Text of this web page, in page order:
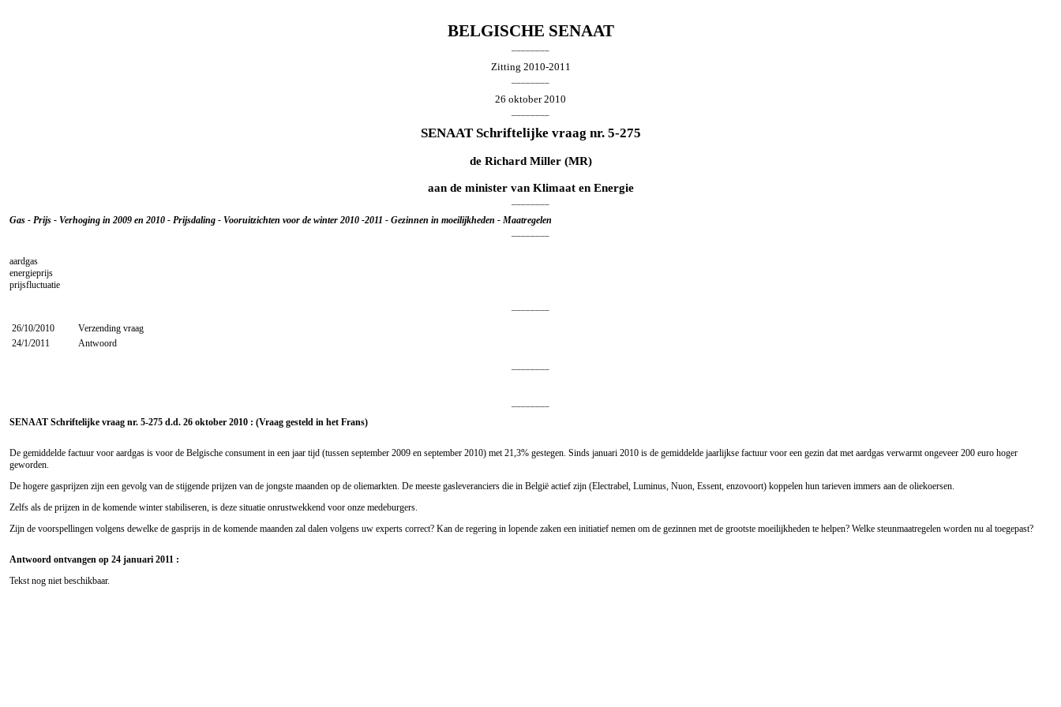
BELGISCHE SENAAT
Zitting 2010-2011
26 oktober 2010
SENAAT Schriftelijke vraag nr. 5-275
de Richard Miller(MR)
aan de minister van Klimaat en Energie
Gas - Prijs - Verhoging in 2009 en 2010 - Prijsdaling - Vooruitzichten voor de winter 2010 -2011 - Gezinnen in moeilijkheden - Maatregelen
aardgas
energieprijs
prijsfluctuatie
26/10/2010
Verzending vraag
24/1/2011
Antwoord
SENAAT Schriftelijke vraag nr. 5-275 d.d. 26 oktober 2010 : (Vraag gesteld in het Frans)
De gemiddelde factuur voor aardgas is voor de Belgische consument in een jaar tijd (tussen september 2009 en september 2010) met 21,3% gestegen. Sinds januari 2010 is de gemiddelde jaarlijkse factuur voor een gezin dat met aardgas verwarmt ongeveer 200 euro hoger
geworden.
De hogere gasprijzen zijn een gevolg van de stijgende prijzen van de jongste maanden op de oliemarkten. De meeste gasleveranciers die in België actief zijn (Electrabel, Luminus, Nuon, Essent, enzovoort) koppelen hun tarieven immers aan de oliekoersen.
Zelfs als de prijzen in de komende winter stabiliseren, is deze situatie onrustwekkend voor onze medeburgers.
Zijn de voorspellingen volgens dewelke de gasprijs in de komende maanden zal dalen volgens uw experts correct? Kan de regering in lopende zaken een initiatief nemen om de gezinnen met de grootste moeilijkheden te helpen? Welke steunmaatregelen worden nu al toegepast?
Antwoord ontvangen op 24 januari 2011 :
Tekst nog niet beschikbaar.